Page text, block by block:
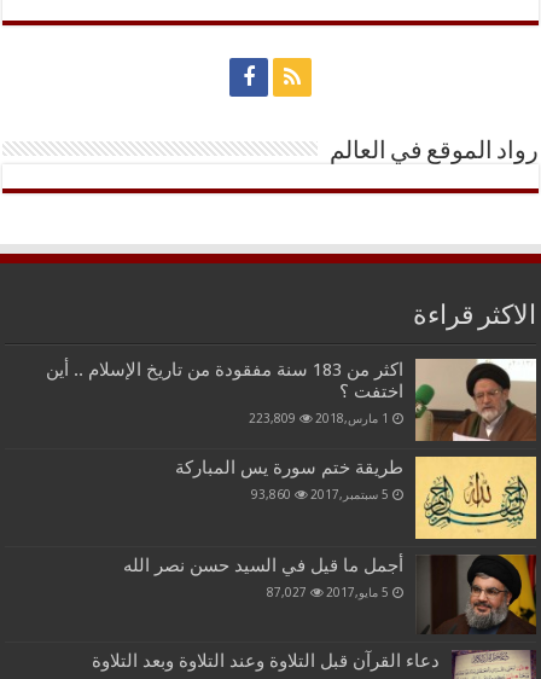
رواد الموقع في العالم
الاكثر قراءة
اكثر من 183 سنة مفقودة من تاريخ الإسلام .. أين
اختفت ؟
1 مارس,2018 223,809
طريقة ختم سورة يس المباركة
5 سبتمبر,2017 93,860
أجمل ما قيل في السيد حسن نصر الله
5 مايو,2017 87,027
دعاء القرآن قبل التلاوة وعند التلاوة وبعد التلاوة